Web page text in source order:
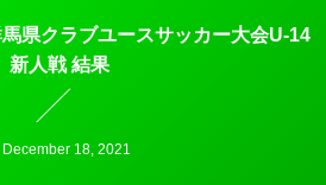
県クラブユースサッカー大会U-14
新人戦 結果
December 18,2021